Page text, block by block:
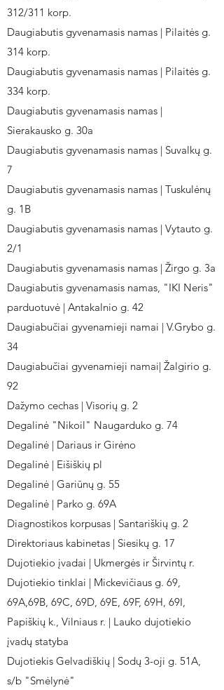
312/311 korp.
Daugiabutis gyvenamasis namas | Pilaitės g.
314 korp.
Daugiabutis gyvenamasis namas | Pilaitės g.
334 korp.
Daugiabutis gyvenamasis namas |
Sierakausko g. 30a
Daugiabutis gyvenamasis namas | Suvalkų g.
7
Daugiabutis gyvenamasis namas | Tuskulėnų
g. 1B
Daugiabutis gyvenamasis namas | Vytauto g.
2/1
Daugiabutis gyvenamasis namas | Žirgo g. 3a
Daugiabutis gyvenamasis namas, "IKI Neris"
parduotuvė | Antakalnio g. 42
Daugiabučiai gyvenamieji namai | V.Grybo g.
34
Daugiabučiai gyvenamieji namai| Žalgirio g.
92
Dažymo cechas | Visorių g. 2
Degalinė "Nikoil" Naugarduko g. 74
Degalinė | Dariaus ir Girėno
Degalinė | Eišiškių pl
Degalinė | Gariūnų g. 55
Degalinė | Parko g. 69A
Diagnostikos korpusas | Santariškių g. 2
Direktoriaus kabinetas | Siesikų g. 17
Dujotiekio įvadai | Ukmergės ir Širvintų r.
Dujotiekio tinklai | Mickevičiaus g. 69,
69A,69B, 69C, 69D, 69E, 69F, 69H, 69I,
Papiškių k., Vilniaus r. | Lauko dujotiekio
įvadų statyba
Dujotiekis Gelvadiškių | Sodų 3-oji g. 51A,
s/b "Smėlynė"